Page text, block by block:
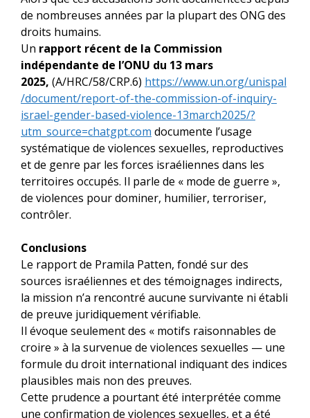
de nombreuses années par la plupart des ONG des
droits humains.
Un rapport récent de la Commission
indépendante de l’ONU du 13 mars
2025, (A/HRC/58/CRP.6) https://www.un.org/unispal
/document/report-of-the-commission-of-inquiry-
israel-gender-based-violence-13march2025/?
utm_source=chatgpt.com documente l’usage
systématique de violences sexuelles, reproductives
et de genre par les forces israéliennes dans les
territoires occupés. Il parle de « mode de guerre »,
de violences pour dominer, humilier, terroriser,
contrôler.
Conclusions
Le rapport de Pramila Patten, fondé sur des
sources israéliennes et des témoignages indirects,
la mission n’a rencontré aucune survivante ni établi
de preuve juridiquement vérifiable.
Il évoque seulement des « motifs raisonnables de
croire » à la survenue de violences sexuelles — une
formule du droit international indiquant des indices
plausibles mais non des preuves.
Cette prudence a pourtant été interprétée comme
une confirmation de violences sexuelles, et a été